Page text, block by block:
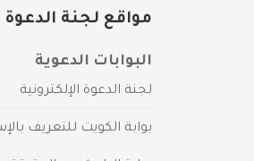
مواقع لجنة الدعوة
البوابات الدعوية
لجنة الدعوة الإلكترونية
بوابة الكويت للتعريف